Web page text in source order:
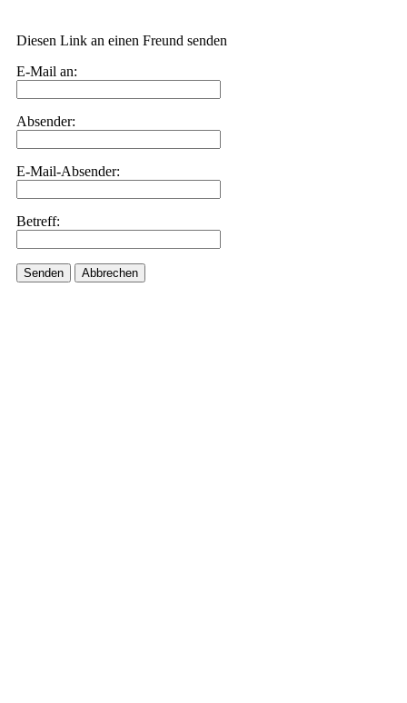
Diesen Link an einen Freund senden
E-Mail an:
Absender:
E-Mail-Absender:
Betreff:
Senden Abbrechen